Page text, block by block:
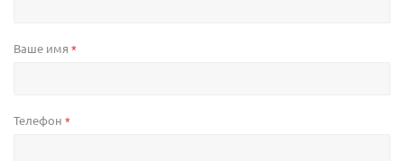
Ваше имя *
Телефон *